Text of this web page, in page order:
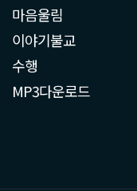
마음울림
이야기불교
수행
MP3다운로드